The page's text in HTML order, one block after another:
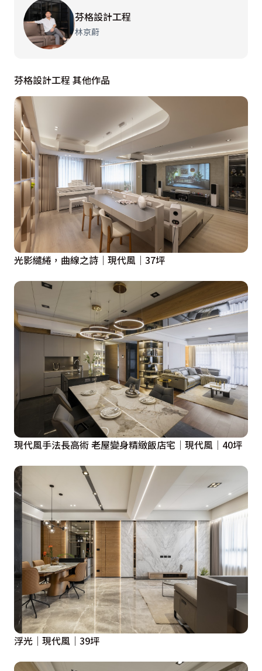
建構出充滿獨特風格的現代寓所。
6.本案利用細膩線條勾勒出鮮明空間與精緻輪廓，佐以質
感石材，鐵件玻璃等異材質為空間換上嶄新模樣。
者收納拿取長衣物。
8.臥房圓弧造型天花線條，讓整個視覺更顯圓滑。
設計概念文字為【芬格設計工程】提供
芬格設計工程
林京蔚
芬格設計工程 其他作品
光影繾綣，曲線之詩｜現代風｜37坪
現代風手法長高術 老屋變身精緻飯店宅│現代風│40坪
浮光｜現代風｜39坪